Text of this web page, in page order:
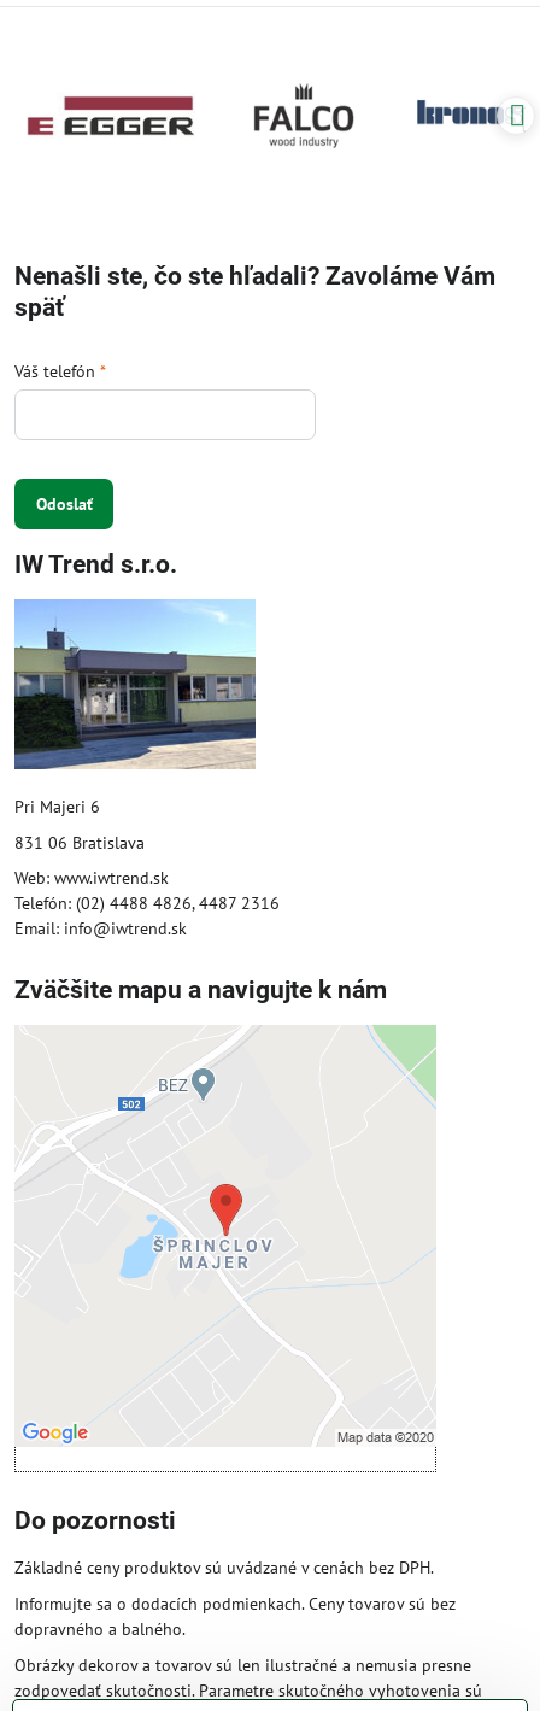
Nenašli ste, čo ste hľadali? Zavoláme Vám
späť
Váš telefón *
Odoslať
IW Trend s.r.o.
Pri Majeri 6
831 06 Bratislava
Web: www.iwtrend.sk
Telefón: (02) 4488 4826, 4487 2316
Email: info@iwtrend.sk
Zväčšite mapu a navigujte k nám
Externý obsah je blokovaný
Prajete si načítať externý obsah?
Povoliť tentokrát
Povoliť a zapamätať - súhlas s druhom
cookie: Funkčné
Otvoriť obsah v novom okne
Do pozornosti
Základné ceny produktov sú uvádzané v cenách bez DPH.
Informujte sa o dodacích podmienkach. Ceny tovarov sú bez
dopravného a balného.
Obrázky dekorov a tovarov sú len ilustračné a nemusia presne
zodpovedať skutočnosti. Parametre skutočného vyhotovenia sú